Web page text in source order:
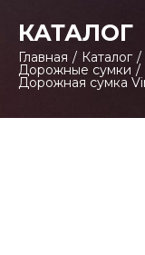
КАТАЛОГ
Главная / Каталог /
Дорожные сумки /
Дорожная сумка